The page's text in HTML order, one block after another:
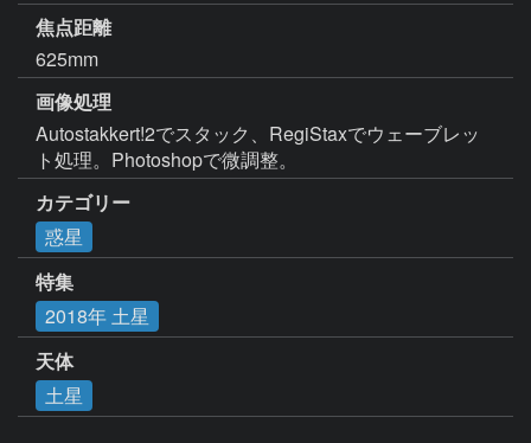
焦点距離
625mm
画像処理
Autostakkert!2でスタック、RegiStaxでウェーブレッ
ト処理。Photoshopで微調整。
カテゴリー
惑星
特集
2018年 土星
天体
土星